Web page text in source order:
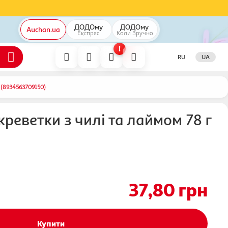
Auchan.ua ДОДОму
Експрес
ДОДОму
Коли Зручно
!
RU UA
з чилі та лаймом 78 г
37,80 грн
Купити